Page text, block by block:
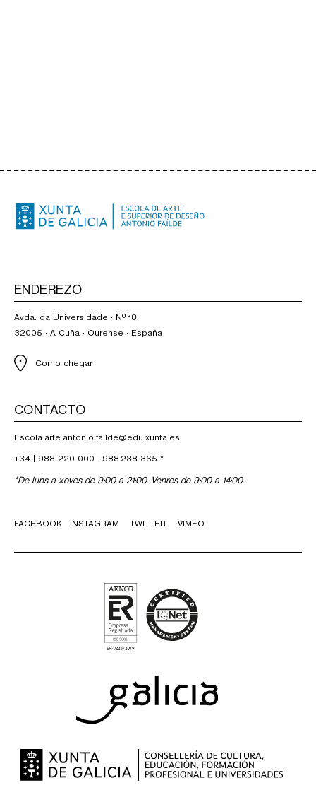
ENDEREZO
Avda. da Universidade · Nº 18
32005 · A Cuña · Ourense · España
Como chegar
CONTACTO
Escola.arte.antonio.failde@edu.xunta.es
+34 | 988 220 000 · 988 238 365 *
*De luns a xoves de 9:00 a 21:00. Venres de 9:00 a 14:00.
FACEBOOK INSTAGRAM TWITTER VIMEO